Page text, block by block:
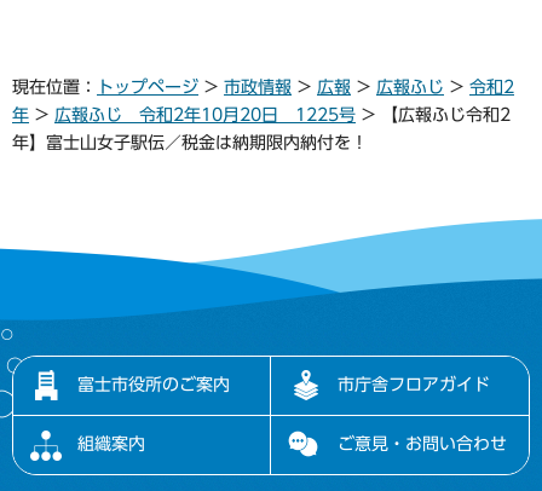
現在位置： トップページ > 市政情報 > 広報 > 広報ふじ > 令和2
年 > 広報ふじ 令和2年10月20日 1225号 > 【広報ふじ令和2
年】富士山女子駅伝／税金は納期限内納付を！
富士市役所のご案内 市庁舎フロアガイド
組織案内 ご意見・お問い合わせ